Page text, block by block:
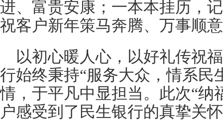
进、富贵安康；一本本挂历，
祝客户新年策马奔腾、万事顺
以初心暖人心，以好礼传祝
行始终秉持“服务大众，情系民
情，于平凡中显担当。此次“纳
户感受到了民生银行的真挚关